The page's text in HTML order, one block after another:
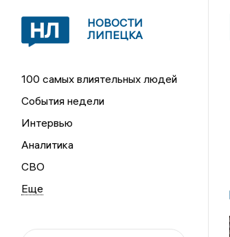
НОВОСТИ
ЛИПЕЦКА
100 самых влиятельных людей
События недели
Интервью
Аналитика
СВО